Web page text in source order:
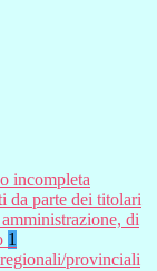
incompleta
da parte dei titolari
di
1
provinciali